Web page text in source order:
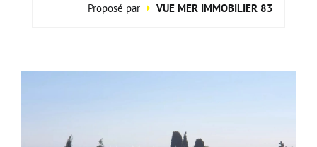
Proposé par
VUE MER IMMOBILIER 83